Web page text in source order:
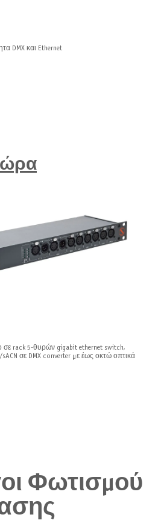
DMX και Ethernet
σε rack 5-θυρών gigabit ethernet switch,
σε DMX converter με έως οκτώ οπτικά
Φωτισμού